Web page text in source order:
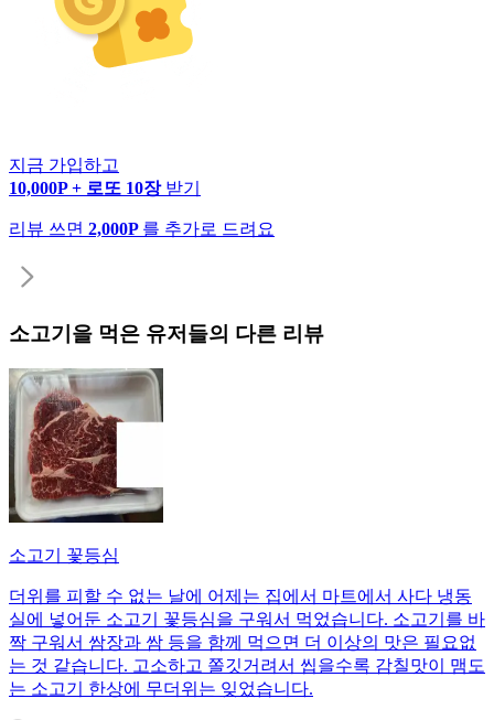
지금 가입하고
10,000P + 로또 10장 받기
리뷰 쓰면 2,000P 를 추가로 드려요
소고기 을 먹은 유저들의 다른 리뷰
소고기 꽃등심
더위를 피할 수 없는 날에 어제는 집에서 마트에서 사다 냉동
실에 넣어둔 소고기 꽃등심을 구워서 먹었습니다. 소고기를 바
짝 구워서 쌈장과 쌈 등을 함께 먹으면 더 이상의 맛은 필요없
는 것 같습니다. 고소하고 쫄깃거려서 씹을수록 감칠맛이 맴도
는 소고기 한상에 무더위는 잊었습니다.